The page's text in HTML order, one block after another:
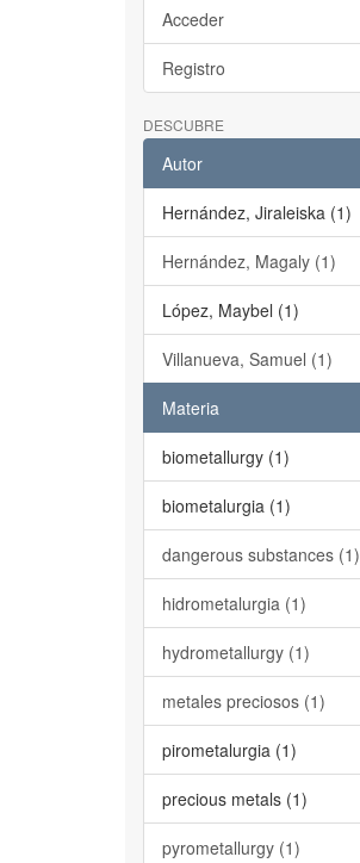
Acceder
Registro
DESCUBRE
Autor
Hernández, Jiraleiska (1)
Hernández, Magaly (1)
López, Maybel (1)
Villanueva, Samuel (1)
Materia
biometallurgy (1)
biometalurgia (1)
dangerous substances (1)
hidrometalurgia (1)
hydrometallurgy (1)
metales preciosos (1)
pirometalurgia (1)
precious metals (1)
pyrometallurgy (1)